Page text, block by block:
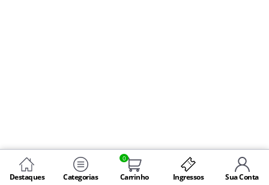
Destaques Categorias
0
Carrinho Ingressos Sua Conta